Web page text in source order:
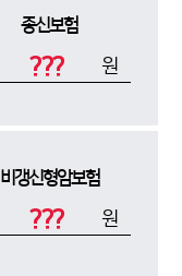
종신보험
??? 원
비갱신형암보험
??? 원